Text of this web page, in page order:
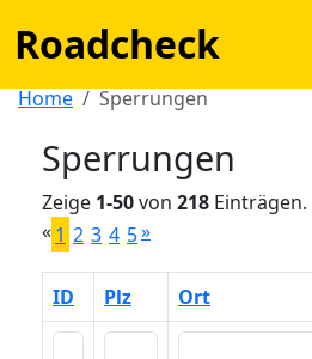
Roadcheck
Home Sperrungen
Sperrungen
Zeige 1-50von 218 Einträgen.
«1 2 3 4 5»
ID Plz Ort